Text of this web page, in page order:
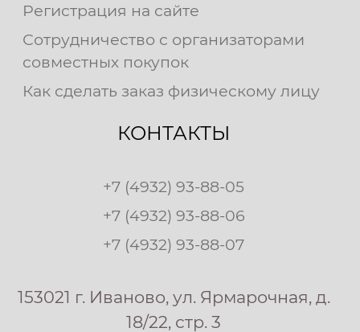
Регистрация на сайте
Сотрудничество с организаторами
совместных покупок
Как сделать заказ физическому лицу
КОНТАКТЫ
+7 (4932) 93-88-05
+7 (4932) 93-88-06
+7 (4932) 93-88-07
153021 г. Иваново, ул. Ярмарочная, д.
18/22, стр. 3